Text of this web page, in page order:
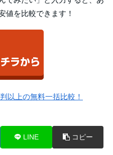
値を比較できます！
以上の無料一括比較！
LINE コピー